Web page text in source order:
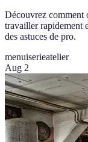
Découvrez comment
travailler rapidement
des astuces de pro.
menuiserieatelier
Aug 2